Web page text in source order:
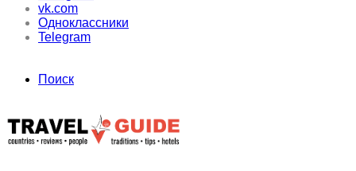
vk.com
Одноклассники
Telegram
Поиск